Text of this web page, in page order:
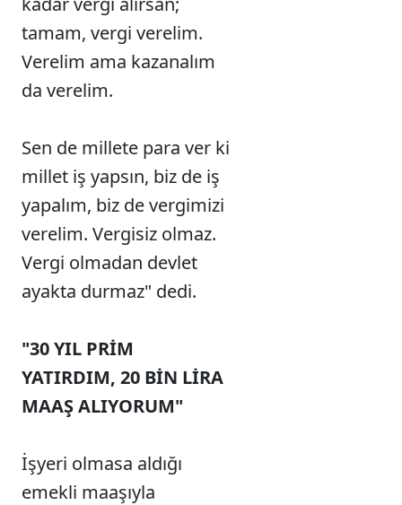
tamam, vergi verelim.
Verelim ama kazanalım
da verelim.
Sen de millete para ver ki
millet iş yapsın, biz de iş
yapalım, biz de vergimizi
verelim. Vergisiz olmaz.
Vergi olmadan devlet
ayakta durmaz" dedi.
"30 YIL PRİM
YATIRDIM, 20 BİN LİRA
MAAŞ ALIYORUM"
İşyeri olmasa aldığı
emekli maaşıyla